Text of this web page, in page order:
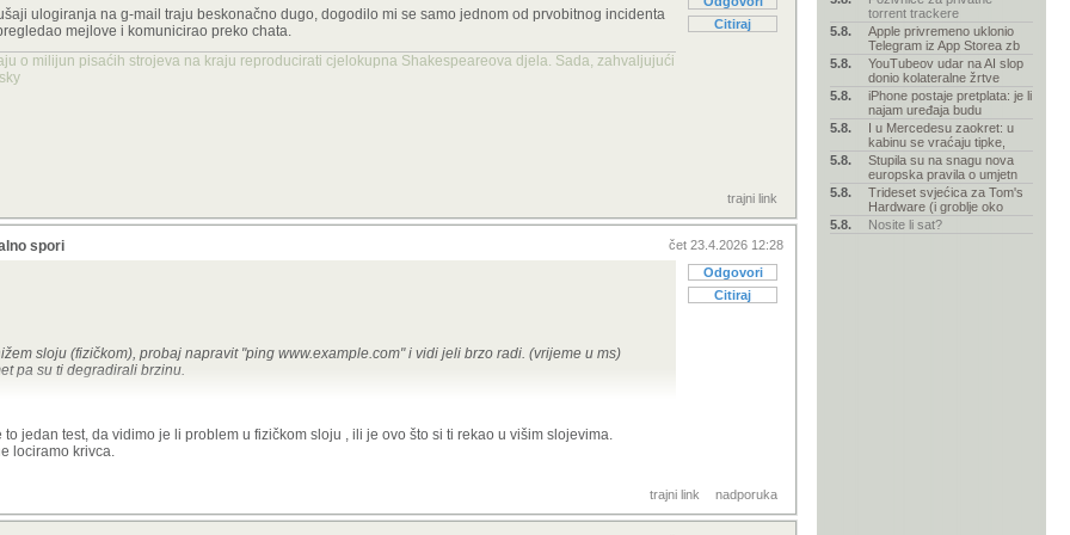
točni u sekundu.
i KB3125574 (Convenience Rollup). Bez njih, SSL rukovanje (koje koriste svi preglednici)
puca.
7 se ponekad "zakači" na krivi driver nakon što igra (Genesis Alpha One je Unreal Engine
je i mali). On je specijaliziran baš za ove "browser" probleme koje klasični antivirusi
usporavanja na Win 7.
Citiraj
ulogiranja na g-mail traju beskonačno dugo, dogodilo mi se samo jednom od prvobitnog incidenta
mejlove i komunicirao preko chata.
o milijun pisaćih strojeva na kraju reproducirati cjelokupna Shakespeareova djela. Sada, zahvaljujući
trajni link
čet 23.4.2026 12:28
Odgovori
Citiraj
spori
sloju (fizičkom), probaj napravit "ping www.example.com" i vidi jeli brzo radi. (vrijeme u ms)
pa su ti degradirali brzinu.
prometa, premda sam prije s nižom pretplatom/kašnjenjem uplate takvu stvar već iskusio,
da nije u tome problem jer je signal još jači nego prije.
jedan test, da vidimo je li problem u fizičkom sloju , ili je ovo što si ti rekao u višim slojevima.
lociramo krivca.
trajni link nadporuka
torrent trackere
5.8.
Apple privremeno uklonio
Telegram iz App Storea zb
5.8.
YouTubeov udar na AI slop
donio kolateralne žrtve
5.8.
iPhone postaje pretplata: je li
najam uređaja budu
5.8.
I u Mercedesu zaokret: u
kabinu se vraćaju tipke,
5.8.
Stupila su na snagu nova
europska pravila o umjetn
5.8.
Trideset svjećica za Tom's
Hardware (i groblje oko
5.8.
Nosite li sat?